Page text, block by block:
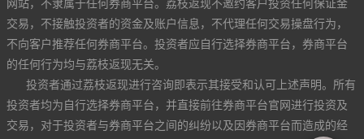
交易，不接触投资者的资金及账户信息，不代理任何交易操盘行为，
不向客户推荐任何券商平台。投资者应自行选择券商平台，券商平台
的任何行为均与荔枝返现无关。
投资者通过荔枝返现进行咨询即表示其接受和认可上述声明。所有
投资者均为自行选择券商平台，并直接前往券商平台官网进行投资及
交易，对于投资者与券商平台之间的纠纷以及因券商平台而造成的经